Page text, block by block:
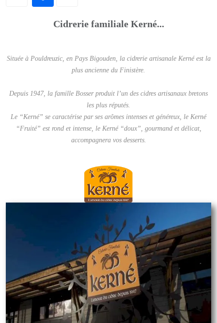
Cidrerie familiale Kerné...
Située à Pouldreuzic, en Pays Bigouden, la cidrerie artisanale Kerné est la
plus ancienne du Finistère.
Depuis 1947, la famille Bosser produit l’un des cidres artisanaux bretons
les plus réputés.
Le “Kerné” se caractérise par ses arômes intenses et généreux, le Kerné
“Fruité” est rond et intense, le Kerné “doux”, gourmand et délicat,
accompagnera vos desserts.